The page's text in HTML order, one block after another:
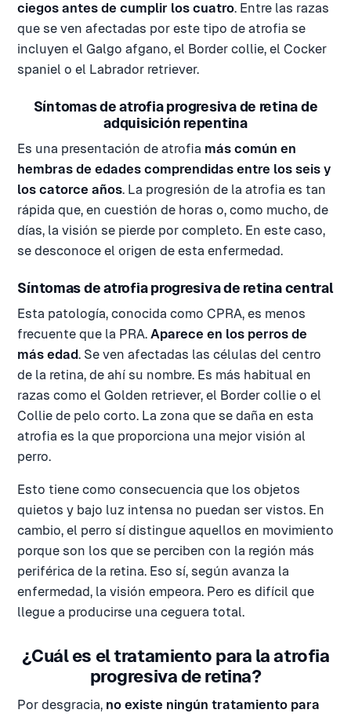
ciegos antes de cumplir los cuatro. Entre las razas
que se ven afectadas por este tipo de atrofia se
incluyen el Galgo afgano, el Border collie, el Cocker
spaniel o el Labrador retriever.
Síntomas de atrofia progresiva de retina de
adquisición repentina
Es una presentación de atrofia más común en
hembras de edades comprendidas entre los seis y
los catorce años. La progresión de la atrofia es tan
rápida que, en cuestión de horas o, como mucho, de
días, la visión se pierde por completo. En este caso,
se desconoce el origen de esta enfermedad.
Síntomas de atrofia progresiva de retina central
Esta patología, conocida como CPRA, es menos
frecuente que la PRA. Aparece en los perros de
más edad. Se ven afectadas las células del centro
de la retina, de ahí su nombre. Es más habitual en
razas como el Golden retriever, el Border collie o el
Collie de pelo corto. La zona que se daña en esta
atrofia es la que proporciona una mejor visión al
perro.
Esto tiene como consecuencia que los objetos
quietos y bajo luz intensa no puedan ser vistos. En
cambio, el perro sí distingue aquellos en movimiento
porque son los que se perciben con la región más
periférica de la retina. Eso sí, según avanza la
enfermedad, la visión empeora. Pero es difícil que
llegue a producirse una ceguera total.
¿Cuál es el tratamiento para la atrofia
progresiva de retina?
Por desgracia, no existe ningún tratamiento para